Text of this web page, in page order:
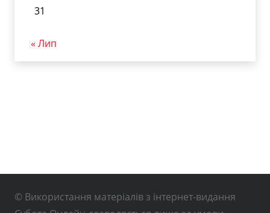
31
« Лип
© Використання матеріалів з інтернет-видання